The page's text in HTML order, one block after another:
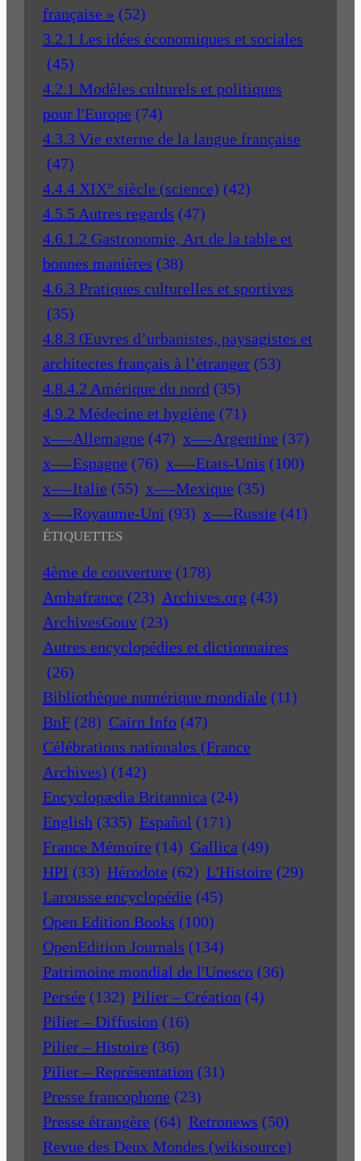
française » (52)
3.2.1 Les idées économiques et sociales
(45)
4.2.1 Modèles culturels et politiques
pour l'Europe (74)
4.3.3 Vie externe de la langue française
(47)
4.4.4 XIX° siècle (science) (42)
4.5.5 Autres regards (47)
4.6.1.2 Gastronomie, Art de la table et
bonnes manières (38)
4.6.3 Pratiques culturelles et sportives
(35)
4.8.3 Œuvres d’urbanistes, paysagistes et
architectes français à l’étranger (53)
4.8.4.2 Amérique du nord (35)
4.9.2 Médecine et hygiène (71)
x—-Allemagne (47) x—-Argentine (37)
x—-Espagne (76) x—-Etats-Unis (100)
x—-Italie (55) x—-Mexique (35)
x—-Royaume-Uni (93) x—-Russie (41)
ÉTIQUETTES
4ème de couverture (178)
Ambafrance (23) Archives.org (43)
ArchivesGouv (23)
Autres encyclopédies et dictionnaires
(26)
Bibliothèque numérique mondiale (11)
BnF (28) Cairn Info (47)
Célébrations nationales (France
Archives) (142)
Encyclopædia Britannica (24)
English (335) Español (171)
France Mémoire (14) Gallica (49)
HPI (33) Hérodote (62) L'Histoire (29)
Larousse encyclopédie (45)
Open Edition Books (100)
OpenEdition Journals (134)
Patrimoine mondial de l'Unesco (36)
Persée (132) Pilier – Création (4)
Pilier – Diffusion (16)
Pilier – Histoire (36)
Pilier – Représentation (31)
Presse francophone (23)
Presse étrangère (64) Retronews (50)
Revue des Deux Mondes (wikisource)